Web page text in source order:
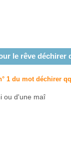
le rêve déchirer
1 du mot déchirer
ou d'une maî